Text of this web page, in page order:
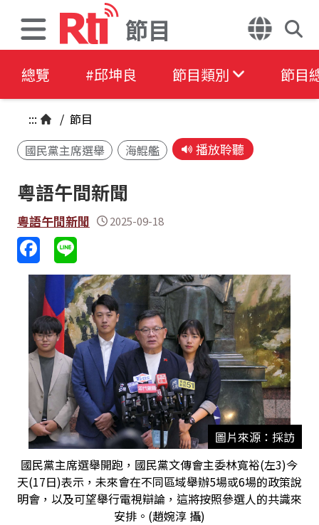
節目
總覽 #邱坤良 節目類別 節目
::: / 節目
國民黨主席選舉
海鯤艦 播放聆聽
粵語午間新聞
粵語午間新聞 2025-09-18
圖片來源：採訪
國民黨主席選舉開跑，國民黨文傳會主委林寬裕(左3)今
天(17日)表示，未來會在不同區域舉辦5場或6場的政策說
明會，以及可望舉行電視辯論，這將按照參選人的共識來
安排。(趙婉淳 攝)